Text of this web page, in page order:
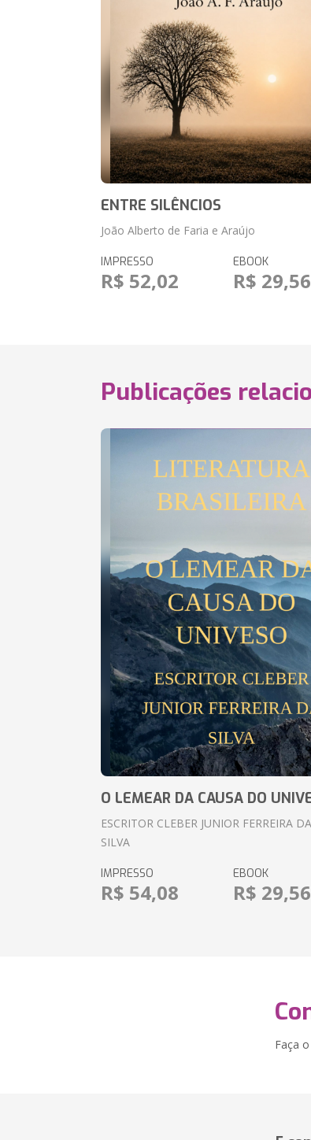
ENTRE SILÊNCIOS
João Alberto de Faria e Araújo
IMPRESSO
R$ 52,02
EBOOK
R$ 29,56
Publicações
O LEMEAR DA CAUSA DO
ESCRITOR CLEBER JUNIOR FERREIRA DA
SILVA
IMPRESSO
R$ 54,08
EBOOK
R$ 29,56
Faça o